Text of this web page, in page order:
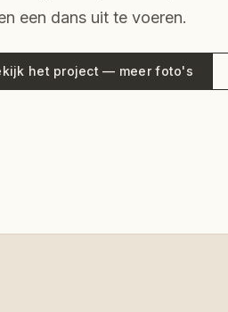
een dans uit te voeren.
het project — meer foto's